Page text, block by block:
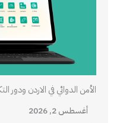
الأمن الدوائي في الاردن ودور
أغسطس 2, 2026